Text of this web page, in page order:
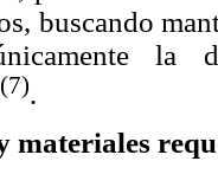
buscando
la
(7).
materiales